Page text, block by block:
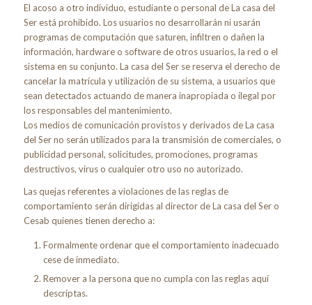
El acoso a otro individuo, estudiante o personal de La casa del
Ser está prohibido. Los usuarios no desarrollarán ni usarán
programas de computación que saturen, infiltren o dañen la
información, hardware o software de otros usuarios, la red o el
sistema en su conjunto. La casa del Ser se reserva el derecho de
cancelar la matrícula y utilización de su sistema, a usuarios que
sean detectados actuando de manera inapropiada o ilegal por
los responsables del mantenimiento.
Los medios de comunicación provistos y derivados de La casa
del Ser no serán utilizados para la transmisión de comerciales, o
publicidad personal, solicitudes, promociones, programas
destructivos, virus o cualquier otro uso no autorizado.
Las quejas referentes a violaciones de las reglas de
comportamiento serán dirigidas al director de La casa del Ser o
Cesab quienes tienen derecho a:
Formalmente ordenar que el comportamiento inadecuado
cese de inmediato.
Remover a la persona que no cumpla con las reglas aquí
descriptas.